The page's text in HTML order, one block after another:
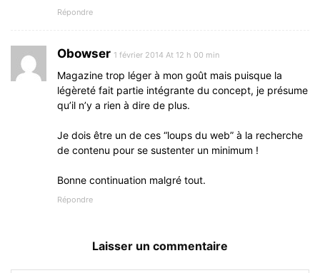
Répondre
Obowser 1 février 2014 At 12 h 00 min
Magazine trop léger à mon goût mais puisque la
légèreté fait partie intégrante du concept, je présume
qu’il n’y a rien à dire de plus.
Je dois être un de ces “loups du web” à la recherche
de contenu pour se sustenter un minimum !
Bonne continuation malgré tout.
Répondre
Laisser un commentaire